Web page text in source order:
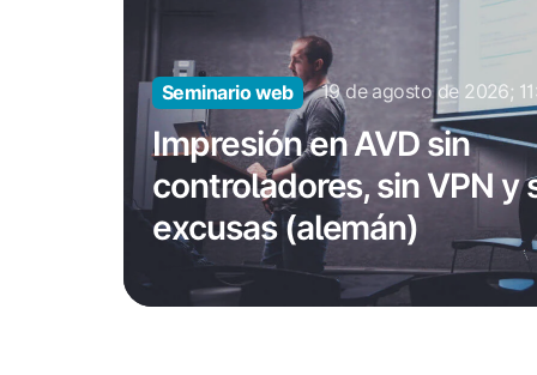
VPN
excusas
(alemán)
Seminario web 19 de agosto de 2026;
Impresión en AVD sin
controladores, sin VPN y
excusas (alemán)